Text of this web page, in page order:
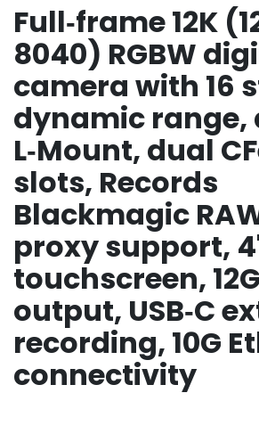
Full‑frame 12K
8040) RGBW
camera with 16
dynamic range,
L‑Mount, dual
slots, Records
Blackmagic
proxy support,
touchscreen,
output, USB‑C
recording, 10G
connectivity